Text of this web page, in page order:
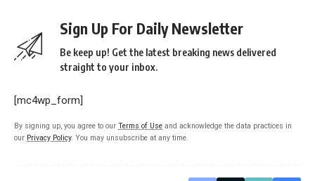
Sign Up For Daily Newsletter
Be keep up! Get the latest breaking news delivered
straight to your inbox.
[mc4wp_form]
By signing up, you agree to our Terms of Use and acknowledge the data practices in
our Privacy Policy. You may unsubscribe at any time.